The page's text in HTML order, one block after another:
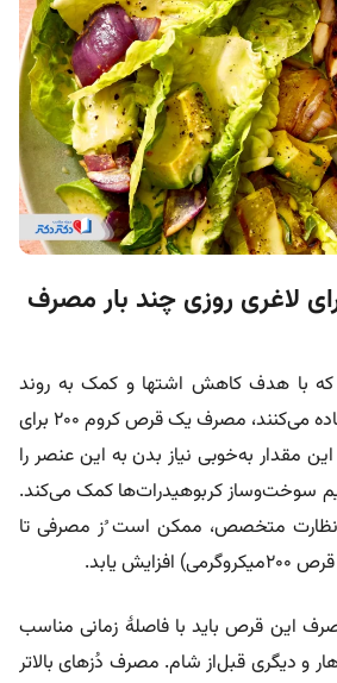
کروم ۲۰۰ برای لاغری روزی چند بار مصرف
که با هدف کاهش اشتها و کمک به روند
لاغری از این مکمل استفاده می‌کنند، مصرف یک قرص کروم ۲۰۰ برای
مقدار به‌خوبی نیاز بدن به این عنصر را
سوخت‌وساز کربوهیدرات‌ها کمک می‌کند.
متخصص، ممکن است ُز مصرفی تا
۲ نوبت مصرف این قرص باید با فاصلۀ زمانی مناسب
و دیگری قبل‌از شام. مصرف دُزهای بالاتر